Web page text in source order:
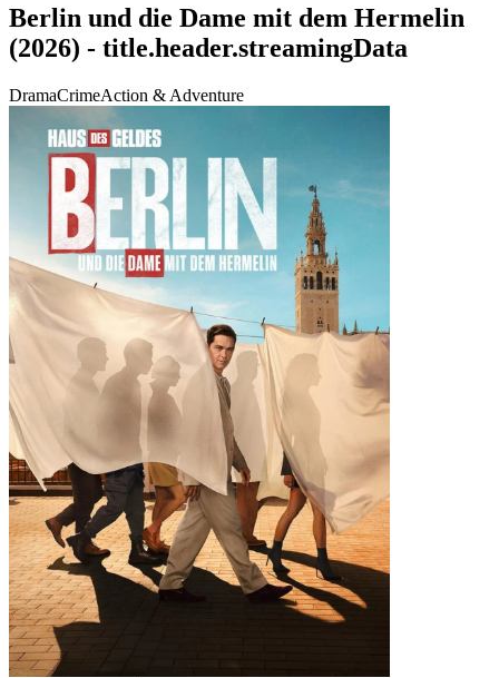
Berlin und die Dame mit dem Hermelin
(2026) - title.header.streamingData
DramaCrimeAction & Adventure